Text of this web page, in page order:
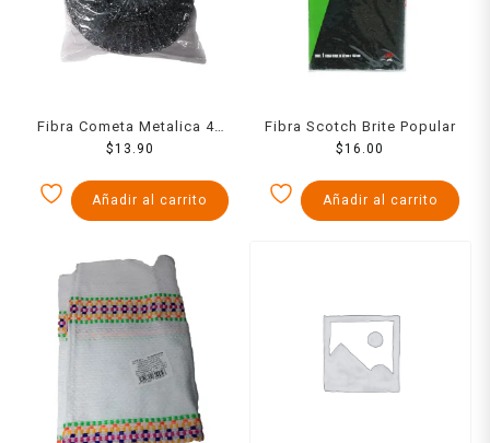
Fibra Cometa Metalica 40
Grs
$13.90
Añadir al carrito
Fibra Scotch Brite Popular
$16.00
Añadir al carrito